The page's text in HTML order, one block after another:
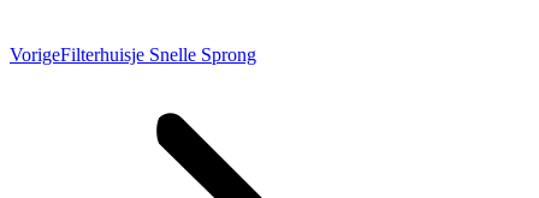
VorigeVorig
Filterhuisje Snelle Sprong